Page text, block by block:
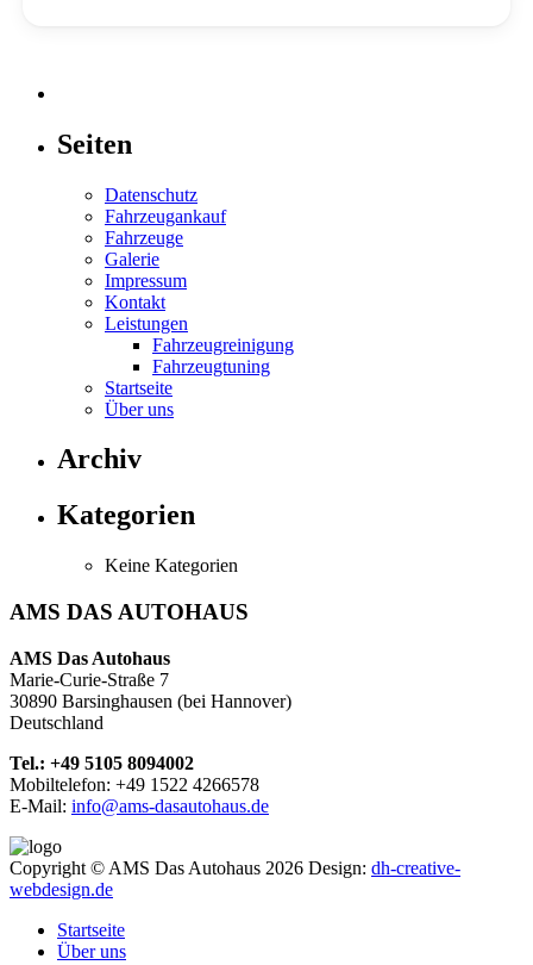
Seiten
Datenschutz
Fahrzeugankauf
Fahrzeuge
Galerie
Impressum
Kontakt
Leistungen
Fahrzeugreinigung
Fahrzeugtuning
Startseite
Über uns
Archiv
Kategorien
Keine Kategorien
AMS DAS AUTOHAUS
AMS Das Autohaus
Marie-Curie-Straße 7
30890 Barsinghausen (bei Hannover)
Deutschland
Tel.: +49 5105 8094002
Mobiltelefon: +49 1522 4266578
E-Mail: info@ams-dasautohaus.de
Copyright © AMS Das Autohaus 2026 Design: dh-creative-
webdesign.de
Startseite
Über uns